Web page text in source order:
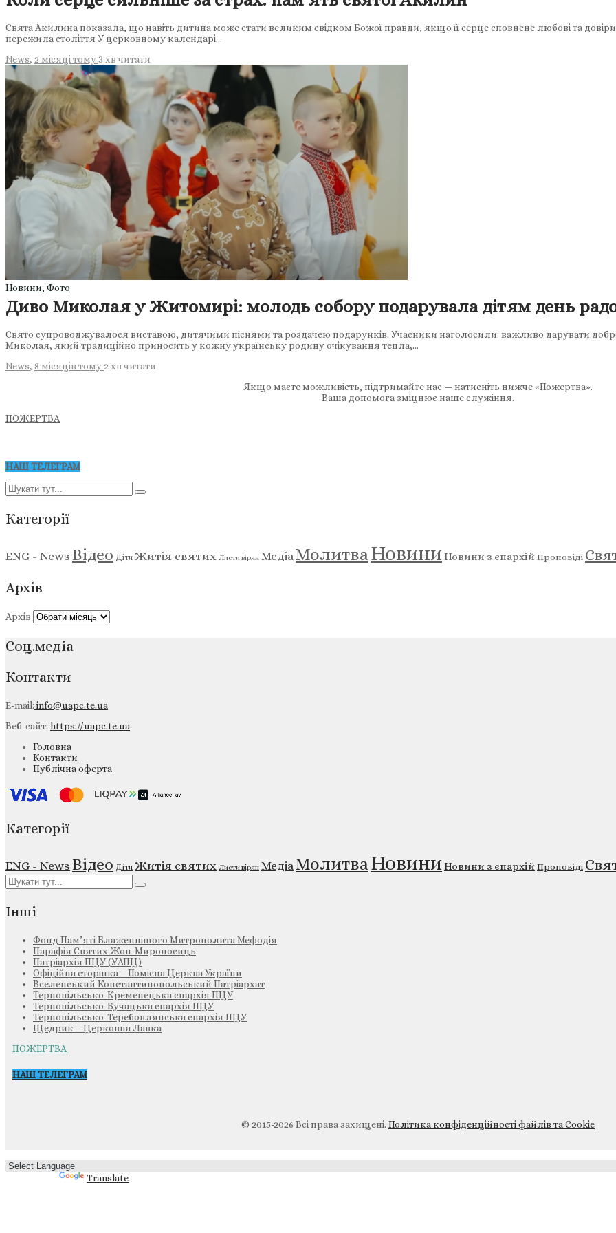
Свята Акилина показала, що навіть дитина може стати великим свідком Божої правди, якщо її серце сповнене любові та довіри
пережила століття У церковному календарі…
News, 2 місяці тому3 хв читати
Новини, Фото
Диво Миколая у Житомирі: молодь собору подарувала дітям день
Свято супроводжувалося виставою, дитячими піснями та роздачею подарунків. Учасники наголосили: важливо дарувати
Миколая, який традиційно приносить у кожну українську родину очікування тепла,…
News, 8 місяців тому 2 хв читати
Якщо маєте можливість, підтримайте нас — натисніть нижче «Пожертва».
Ваша допомога зміцнює наше служіння.
ПОЖЕРТВА
НАШ ТЕЛЕГРАМ
Категорії
ENG - News Відео Діти Житія святих Листи вірян МедіаМолитваНовини Новини з єпархій Проповіді
Архів
Архів
Соц.медіа
Контакти
E-mail:info@uapc.te.ua
Веб-сайт: https://uapc.te.ua
Головна
Контакти
Публічна оферта
Категорії
ENG - News Відео Діти Житія святих Листи вірян МедіаМолитваНовиниНовини з єпархій Проповіді
Інші
Фонд Пам’яті Блаженнішого Митрополита Мефодія
Парафія Святих Жон-Мироносиць
Патріархія ПЦУ (УАПЦ)
Офіційна сторінка – Помісна Церква України
Вселенський Константинопольський Патріархат
Тернопільсько-Кременецька єпархія ПЦУ
Тернопільсько-Бучацька єпархія ПЦУ
Тернопільсько-Теребовлянська єпархія ПЦУ
Щедрик – Церковна Лавка
ПОЖЕРТВА
НАШ ТЕЛЕГРАМ
© 2015-2026 Всі права захищені. Політика конфіденційності файлів та Cookie
Translate